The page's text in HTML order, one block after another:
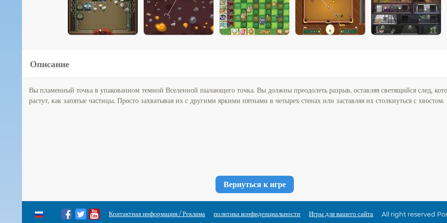
Описание
Вы пламенный точка в упакованном темной Вселенной пылающего точка. Вы должны преодолеть разрыв, оставляя светящийся след,
растут, как запятые частицы. Просто захватывая их с другими яркими пятнами в четырех стенах или заставляя их столкнуться с хвостом.
Вернуться к игре
Контактная информация / Реклама политика конфиденциальности Игры для вашего сайта All right reserved